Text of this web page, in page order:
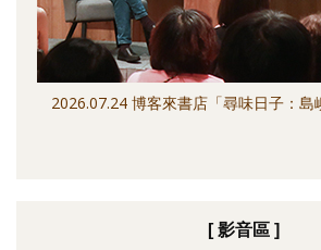
2026.07.24 博客來書店「尋味日子：島
[ 影音區 ]